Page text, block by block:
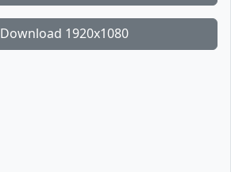
Download 1920x1080